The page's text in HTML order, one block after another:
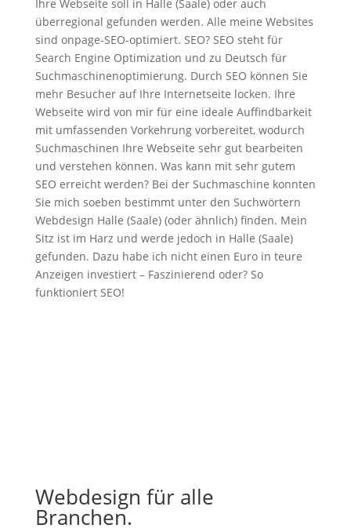
Ihre Webseite soll in Halle (Saale) oder auch
überregional gefunden werden. Alle meine Websites
sind onpage-SEO-optimiert. SEO? SEO steht für
Search Engine Optimization und zu Deutsch für
Suchmaschinenoptimierung. Durch SEO können Sie
mehr Besucher auf Ihre Internetseite locken. Ihre
Webseite wird von mir für eine ideale Auffindbarkeit
mit umfassenden Vorkehrung vorbereitet, wodurch
Suchmaschinen Ihre Webseite sehr gut bearbeiten
und verstehen können. Was kann mit sehr gutem
SEO erreicht werden? Bei der Suchmaschine konnten
Sie mich soeben bestimmt unter den Suchwörtern
Webdesign Halle (Saale) (oder ähnlich) finden. Mein
Sitz ist im Harz und werde jedoch in Halle (Saale)
gefunden. Dazu habe ich nicht einen Euro in teure
Anzeigen investiert – Faszinierend oder? So
funktioniert SEO!
Webdesign für alle
Branchen.